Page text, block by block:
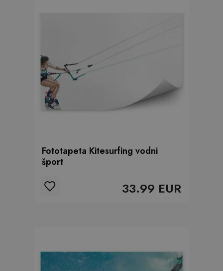
Fototapeta Kitesurfing vodni
šport
33.99 EUR